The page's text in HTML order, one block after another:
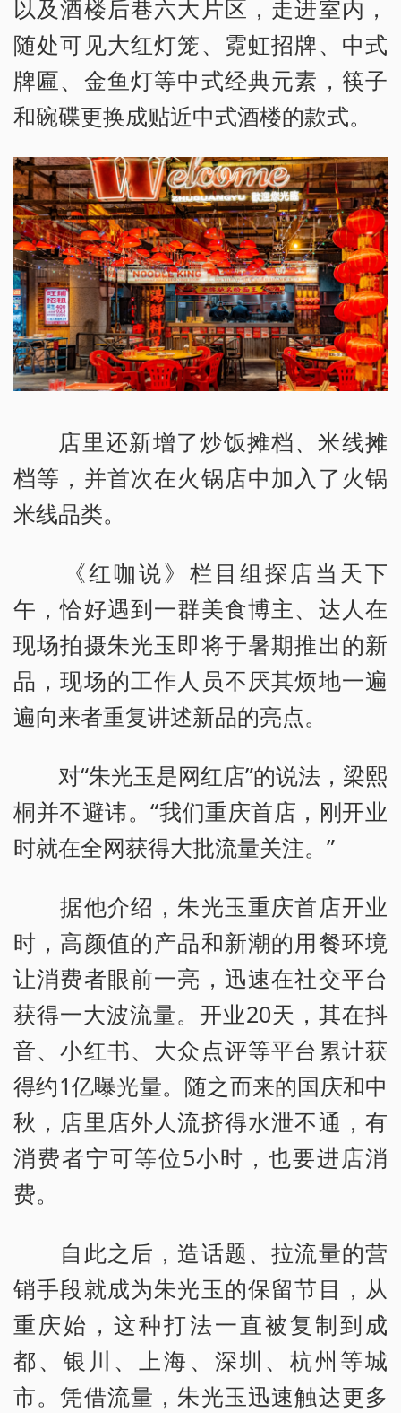
以及酒楼后巷六大片区，走进室内，
随处可见大红灯笼、霓虹招牌、中式
牌匾、金鱼灯等中式经典元素，筷子
和碗碟更换成贴近中式酒楼的款式。
店里还新增了炒饭摊档、米线摊
档等，并首次在火锅店中加入了火锅
米线品类。
《红咖说》栏目组探店当天下
午，恰好遇到一群美食博主、达人在
现场拍摄朱光玉即将于暑期推出的新
品，现场的工作人员不厌其烦地一遍
遍向来者重复讲述新品的亮点。
对“朱光玉是网红店”的说法，梁熙
桐并不避讳。“我们重庆首店，刚开业
时就在全网获得大批流量关注。”
据他介绍，朱光玉重庆首店开业
时，高颜值的产品和新潮的用餐环境
让消费者眼前一亮，迅速在社交平台
获得一大波流量。开业20天，其在抖
音、小红书、大众点评等平台累计获
得约1亿曝光量。随之而来的国庆和中
秋，店里店外人流挤得水泄不通，有
消费者宁可等位5小时，也要进店消
费。
自此之后，造话题、拉流量的营
销手段就成为朱光玉的保留节目，从
重庆始，这种打法一直被复制到成
都、银川、上海、深圳、杭州等城
市。凭借流量，朱光玉迅速触达更多